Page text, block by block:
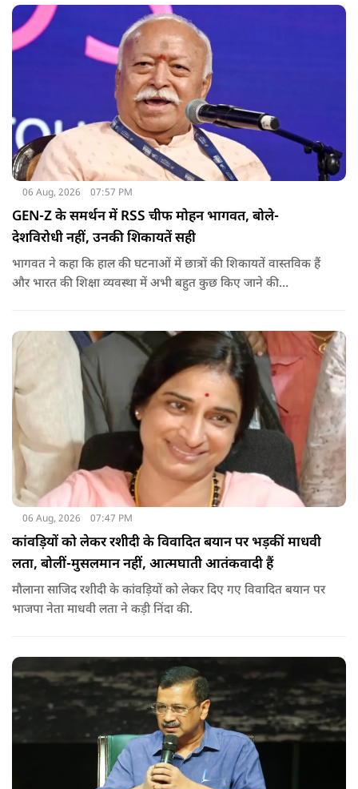
06 Aug, 2026 07:57 PM
GEN-Z के समर्थन में RSS चीफ मोहन भागवत, बोले-
देशविरोधी नहीं, उनकी शिकायतें सही
भागवत ने कहा कि हाल की घटनाओं में छात्रों की शिकायतें वास्तविक हैं
और भारत की शिक्षा व्यवस्था में अभी बहुत कुछ किए जाने की
06 Aug, 2026 07:47 PM
कांवड़ियों को लेकर रशीदी के विवादित बयान पर भड़कीं माधवी
लता, बोलीं-मुसलमान नहीं, आत्मघाती आतंकवादी हैं
मौलाना साजिद रशीदी के कांवड़ियों को लेकर दिए गए विवादित बयान पर
भाजपा नेता माधवी लता ने कड़ी निंदा की.